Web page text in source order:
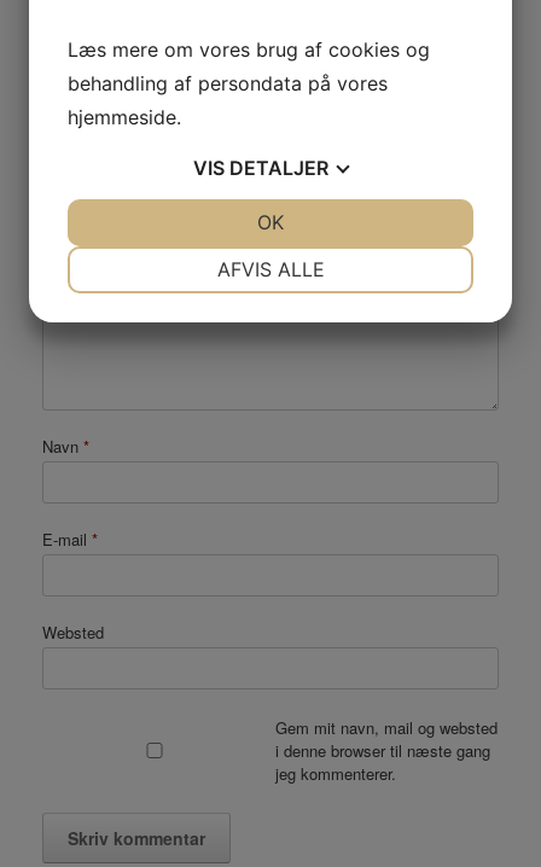
Skriv et svar
Navn *
E-mail *
Websted
Gem mit navn, mail og websted
i denne browser til næste gang
jeg kommenterer.
Læs mere om vores brug af cookies og
behandling af persondata på vores
hjemmeside.
VIS DETALJER
AFVIS ALLE
OK